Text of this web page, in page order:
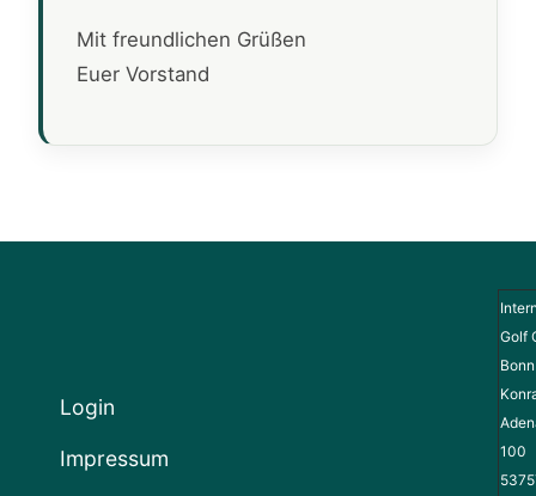
Mit freundlichen Grüßen
Euer Vorstand
Login
Impressum
Golf
100